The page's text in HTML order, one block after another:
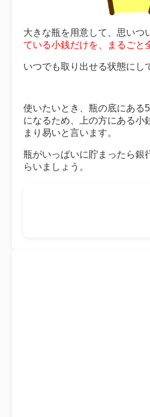
大きな瓶を用意して、思いつ
ている小銭だけを、まるごと
いつでも取り出せる状態にし
使いたいとき、瓶の底にある
になるため、上の方にある小
まり易いと言います。
瓶がいっぱいに貯まったら銀
らいましょう。